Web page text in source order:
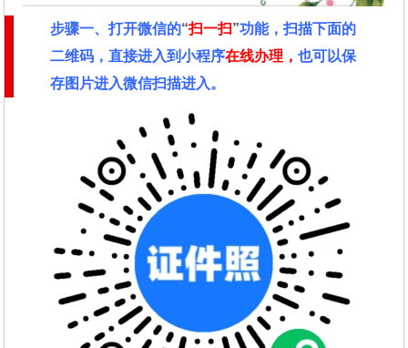
步骤一、打开微信的“扫一扫”功能，扫描下面的
二维码，直接进入到小程序在线办理，也可以保
存图片进入微信扫描进入。